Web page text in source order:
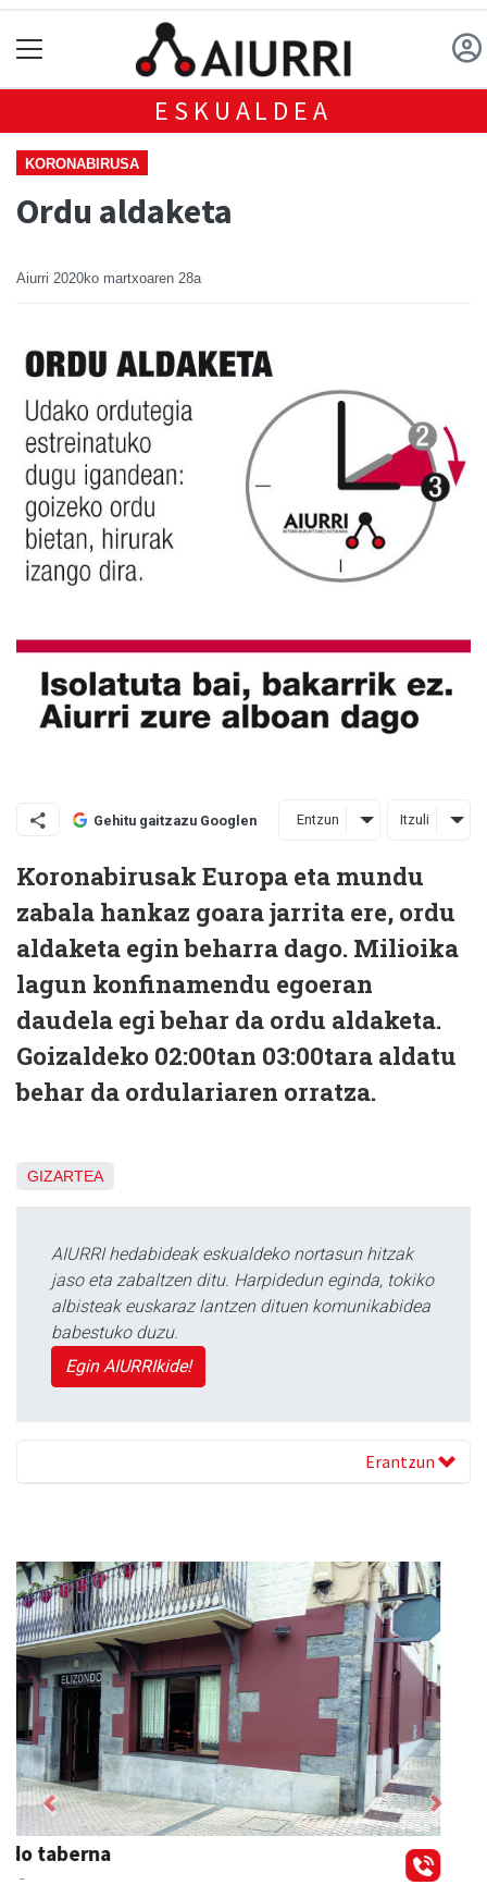
ESKUALDEA
KORONABIRUSA
Ordu aldaketa
Aiurri 2020ko martxoaren 28a
Gehitu gaitzazu Googlen Entzun Itzuli
Koronabirusak Europa eta mundu
zabala hankaz goara jarrita ere, ordu
aldaketa egin beharra dago. Milioika
lagun konfinamendu egoeran
daudela egi behar da ordu aldaketa.
Goizaldeko 02:00tan 03:00tara aldatu
behar da ordulariaren orratza.
GIZARTEA
AIURRI hedabideak eskualdeko nortasun hitzak
jaso eta zabaltzen ditu. Harpidedun eginda, tokiko
albisteak euskaraz lantzen dituen komunikabidea
babestuko duzu.
Egin AIURRIkide!
Erantzun
Keinu euskal jantziak
Andoain
Previous Next